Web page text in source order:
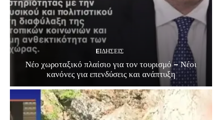
EΙΔΗΣΕΙΣ
Νέο χωροταξικό πλαίσιο για τον τουρισμό – Νέοι
κανόνες για επενδύσεις και ανάπτυξη